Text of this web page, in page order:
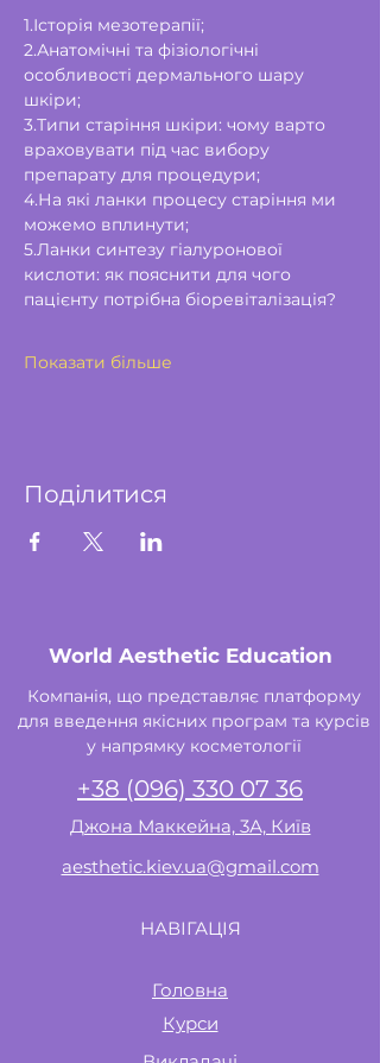
1.Історія мезотерапії;
2.Анатомічні та фізіологічні
особливості дермального шару
шкіри;
3.Типи старіння шкіри: чому варто
враховувати під час вибору
препарату для процедури;
4.На які ланки процесу старіння ми
можемо вплинути;
5.Ланки синтезу гіалуронової
кислоти: як пояснити для чого
пацієнту потрібна біоревіталізація?
Показати більше
Поділитися
World Aesthetic Education
Компанія, що представляє платформу
для введення якісних програм та курсів
у напрямку косметології
+38 (096) 330 07 36
Джона Маккейна, 3А, Київ
aesthetic.kiev.ua@gmail.com
НАВІГАЦІЯ
Головна
Курси